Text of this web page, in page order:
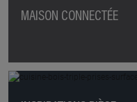
MAISON CONNECTÉE